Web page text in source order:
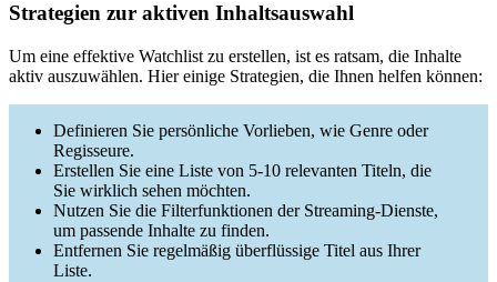
Strategien zur aktiven Inhaltsauswahl
Um eine effektive Watchlist zu erstellen, ist es ratsam, die Inhalte
aktiv auszuwählen. Hier einige Strategien, die Ihnen helfen können:
Definieren Sie persönliche Vorlieben, wie Genre oder
Regisseure.
Erstellen Sie eine Liste von 5-10 relevanten Titeln, die
Sie wirklich sehen möchten.
Nutzen Sie die Filterfunktionen der Streaming-Dienste,
um passende Inhalte zu finden.
Entfernen Sie regelmäßig überflüssige Titel aus Ihrer
Liste.